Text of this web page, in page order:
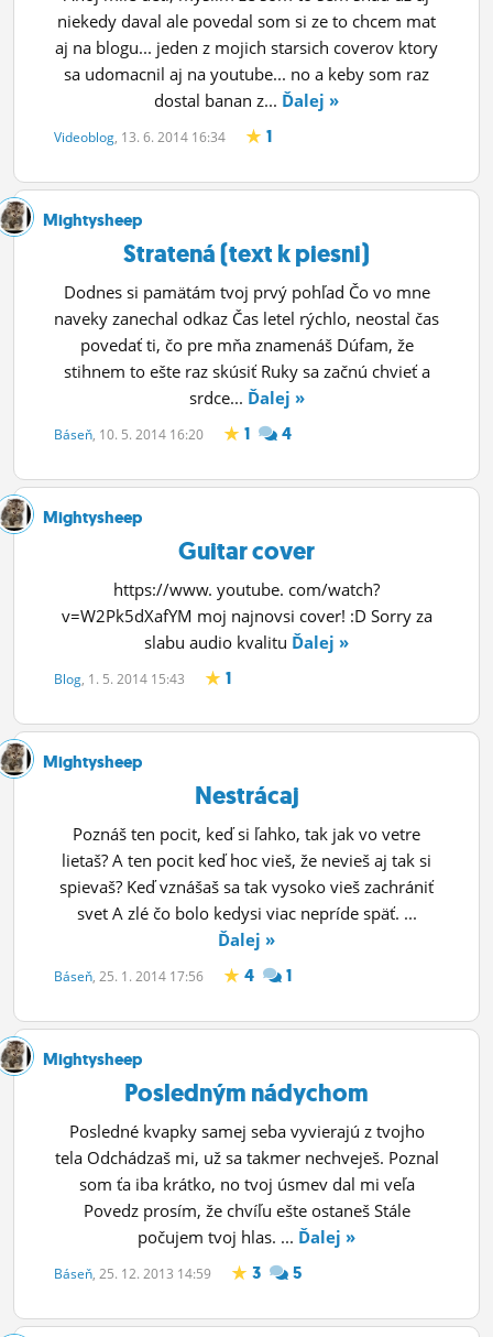
niekedy daval ale povedal som si ze to chcem mat
aj na blogu... jeden z mojich starsich coverov ktory
sa udomacnil aj na youtube... no a keby som raz
dostal banan z... Ďalej »
Videoblog, 13. 6. 2014 16:34 1
Mightysheep
Stratená (text k piesni)
Dodnes si pamätám tvoj prvý pohľad Čo vo mne
naveky zanechal odkaz Čas letel rýchlo, neostal čas
povedať ti, čo pre mňa znamenáš Dúfam, že
stihnem to ešte raz skúsiť Ruky sa začnú chvieť a
srdce... Ďalej »
Báseň, 10. 5. 2014 16:20 1 4
Mightysheep
Guitar cover
https://www. youtube. com/watch?
v=W2Pk5dXafYM moj najnovsi cover! :D Sorry za
slabu audio kvalitu Ďalej »
Blog, 1. 5. 2014 15:43 1
Mightysheep
Nestrácaj
Poznáš ten pocit, keď si ľahko, tak jak vo vetre
lietaš? A ten pocit keď hoc vieš, že nevieš aj tak si
spievaš? Keď vznášaš sa tak vysoko vieš zachrániť
svet A zlé čo bolo kedysi viac nepríde späť. ...
Ďalej »
Báseň, 25. 1. 2014 17:56 4 1
Mightysheep
Posledným nádychom
Posledné kvapky samej seba vyvierajú z tvojho
tela Odchádzaš mi, už sa takmer nechveješ. Poznal
som ťa iba krátko, no tvoj úsmev dal mi veľa
Povedz prosím, že chvíľu ešte ostaneš Stále
počujem tvoj hlas. ... Ďalej »
Báseň, 25. 12. 2013 14:59 3 5